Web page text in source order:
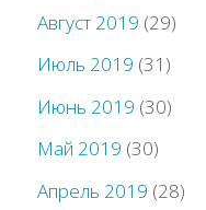
Август 2019 (29)
Июль 2019 (31)
Июнь 2019 (30)
Май 2019 (30)
Апрель 2019 (28)